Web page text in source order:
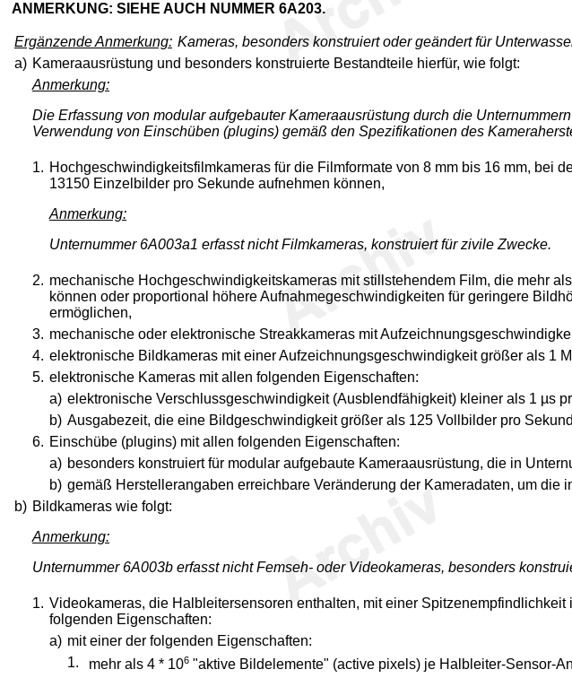
ANMERKUNG: SIEHE AUCH NUMMER 6A203.
Ergänzende Anmerkung: Kameras, besonders konstruiert oder geändert für
a) Kameraausrüstung und besonders konstruierte Bestandteile hierfür, wie folgt:
Anmerkung:
Die Erfassung von modular aufgebauter Kameraausrüstung durch die
Verwendung von Einschüben (plugins) gemäß den Spezifikationen des
1. Hochgeschwindigkeitsfilmkameras für die Filmformate von 8 mm bis 16 mm, bei
13150 Einzelbilder pro Sekunde aufnehmen können,
Anmerkung:
Unternummer 6A003a1 erfasst nicht Filmkameras, konstruiert für zivile Zwecke.
2. mechanische Hochgeschwindigkeitskameras mit stillstehendem Film, die mehr
können oder proportional höhere Aufnahmegeschwindigkeiten für geringere
ermöglichen,
3. mechanische oder elektronische Streakkameras mit
4. elektronische Bildkameras mit einer Aufzeichnungsgeschwindigkeit größer als 1
5. elektronische Kameras mit allen folgenden Eigenschaften:
a) elektronische Verschlussgeschwindigkeit (Ausblendfähigkeit) kleiner als 1 µs
b) Ausgabezeit, die eine Bildgeschwindigkeit größer als 125 Vollbilder pro
6. Einschübe (plugins) mit allen folgenden Eigenschaften:
a) besonders konstruiert für modular aufgebaute Kameraausrüstung, die in
b) gemäß Herstellerangaben erreichbare Veränderung der Kameradaten, um
b) Bildkameras wie folgt:
Anmerkung:
Unternummer 6A003b erfasst nicht Femseh- oder Videokameras, besonders
1. Videokameras, die Halbleitersensoren enthalten, mit einer
folgenden Eigenschaften:
a) mit einer der folgenden Eigenschaften:
1.
mehr als 4 * 106 "aktive Bildelemente" (active pixels) je Halbleiter-Sensor-